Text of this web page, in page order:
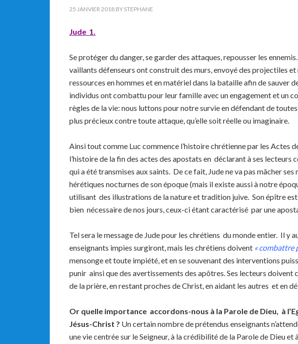
25 JANVIER 2018 BY STEPHANE
Jude 1.
Se protéger du danger, se garder des attaques, repousser les
vaillants défenseurs ont construit des murs, envoyé des projectiles et
ressources en hommes et en matériel dans la bataille afin de sauver
individus ont combattu pour leur famille avec un engagement et un
règles de la vie: nous luttons pour notre survie en défendant de
plus précieux contre toute attaque, qu’elle soit réelle ou imaginaire.
Ainsi tout comme Luc commence l’histoire chrétienne par les Actes
l’histoire de la fin des actes des apostats en déclarant à ses
qui a été transmises aux saints. De ce fait, Jude ne va pas mâcher
hérétiques nocturnes de son époque (mais il existe aussi à notre
utilisant des illustrations de la nature et tradition juive. Son épître
bien nécessaire de nos jours, ceux-ci étant caractérisé par une
Tel sera le message de Jude pour les chrétiens du monde entier. Il y
enseignants impies surgiront, mais les chrétiens doivent « combattre
mensonge et toute impiété, et en se souvenant des interventions
punir ainsi que des avertissements des apôtres. Ses lecteurs doivent
de la prière, en restant proches de Christ, en aidant les autres et en
Or quelle importance accordons-nous à la Parole de Dieu, à
Jésus-Christ ? Un certain nombre de prétendus enseignants
une vie centrée sur le Seigneur, à la crédibilité de la Parole de Dieu et